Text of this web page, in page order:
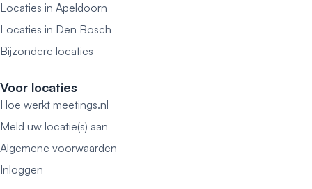
Locaties in Apeldoorn
Locaties in Den Bosch
Bijzondere locaties
Voor locaties
Hoe werkt meetings.nl
Meld uw locatie(s) aan
Algemene voorwaarden
Inloggen